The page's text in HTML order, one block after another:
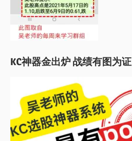
KC神器金出炉 战绩有图为证